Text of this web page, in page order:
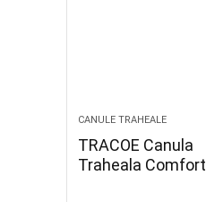
CANULE TRAHEALE
TRACOE Canula
Traheala Comfort